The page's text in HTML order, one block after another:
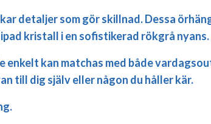
detaljer som gör skillnad. Dessa
kristall i en sofistikerad rökgrå nyans.
kan matchas med både
till dig själv eller någon du håller kär.